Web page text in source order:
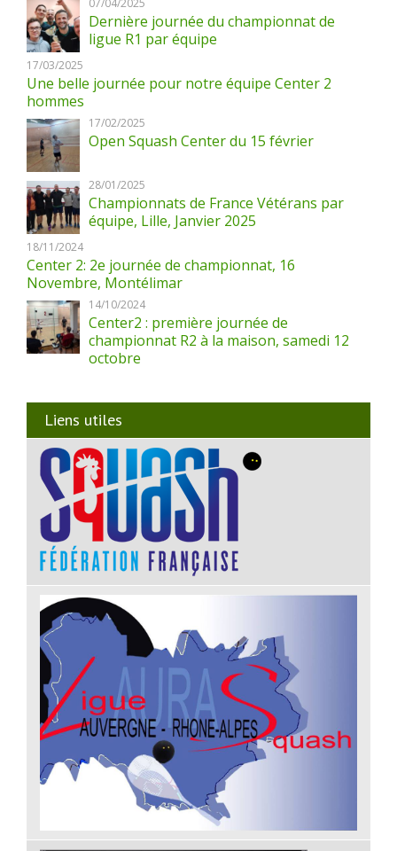
07/04/2025
Dernière journée du championnat de
ligue R1 par équipe
17/03/2025
Une belle journée pour notre équipe Center 2
hommes
17/02/2025
Open Squash Center du 15 février
28/01/2025
Championnats de France Vétérans par
équipe, Lille, Janvier 2025
18/11/2024
Center 2: 2e journée de championnat, 16
Novembre, Montélimar
14/10/2024
Center2 : première journée de
championnat R2 à la maison, samedi 12
octobre
Liens utiles